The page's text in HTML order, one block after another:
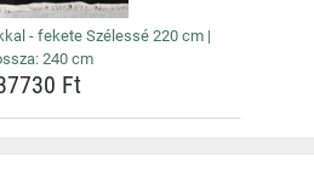
- fekete Szélessé 220 cm |
240 cm
Ft